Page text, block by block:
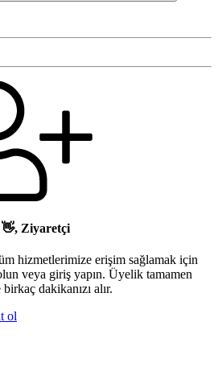
Ziyaretçi
hizmetlerimize erişim sağlamak için
veya giriş yapın. Üyelik tamamen
dakikanızı alır.
ol